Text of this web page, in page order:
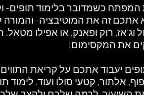
המפתח כשמדובר בלימוד תופים-
זה את המוטיבציה-
וג'אז, רוק ופאנק, או אפילו
את המקסימום!
יעבוד אתכם על קריאת
אלתור, קטעי סולו ועוד.